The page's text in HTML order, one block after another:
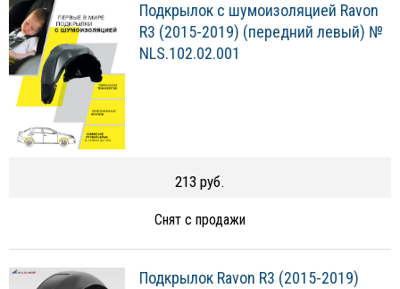
Подкрылок с шумоизоляцией Ravon
R3 (2015-2019) (передний левый) №
NLS.102.02.001
213 руб.
Снят с продажи
Подкрылок Ravon R3 (2015-2019)